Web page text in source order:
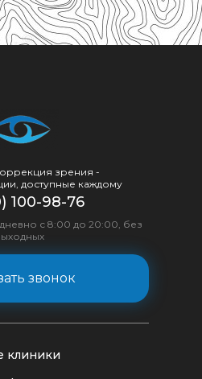
зрения -
доступные каждому
клиники
100-98-76
с 8:00 до 20:00, без
звонок